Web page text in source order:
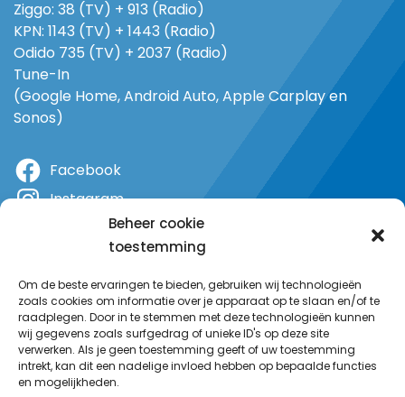
Beheer cookie
toestemming
Om de beste ervaringen te bieden, gebruiken wij technologieën
zoals cookies om informatie over je apparaat op te slaan en/of te
raadplegen. Door in te stemmen met deze technologieën kunnen
wij gegevens zoals surfgedrag of unieke ID's op deze site
verwerken. Als je geen toestemming geeft of uw toestemming
intrekt, kan dit een nadelige invloed hebben op bepaalde functies
en mogelijkheden.
Ziggo: 38 (TV) + 913 (Radio)
KPN: 1143 (TV) + 1443 (Radio)
Odido 735 (TV) + 2037 (Radio)
Tune-In
(Google Home, Android Auto, Apple Carplay en
Sonos)
Facebook
Instagram
YouTube